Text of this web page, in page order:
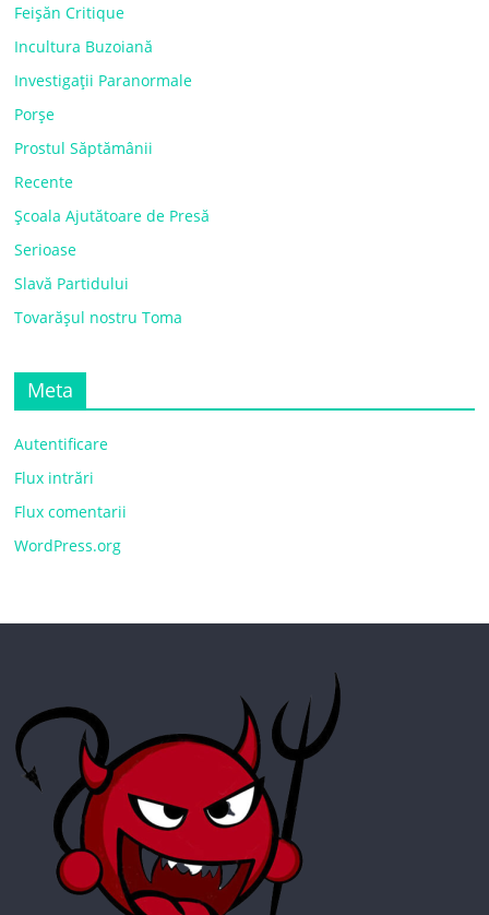
Feișăn Critique
Incultura Buzoiană
Investigații Paranormale
Porșe
Prostul Săptămânii
Recente
Școala Ajutătoare de Presă
Serioase
Slavă Partidului
Tovarășul nostru Toma
Meta
Autentificare
Flux intrări
Flux comentarii
WordPress.org